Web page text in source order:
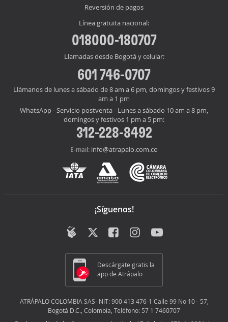
Reversión de pagos
Línea gratuita nacional:
018000-180707
Llamadas desde Bogotá y celular:
601 746-0707
Llámanos de lunes a sábado de 8 am a 6 pm, domingos y festivos 9
am a 1 pm
WhatsApp - Servicio postventa - Lunes a sábado 10 am a 8 pm,
domingos y festivos 1 pm a 5 pm:
312-228-8492
E-mail: info@atrapalo.com.co
¡Síguenos!
Descárgate gratis la
app de Atrápalo
ATRÁPALO COLOMBIA SAS- NIT: 900 413 476-1 Calle 99 No 10 - 57,
Bogotá D.C., Colombia, Teléfono: 57 1 7460707